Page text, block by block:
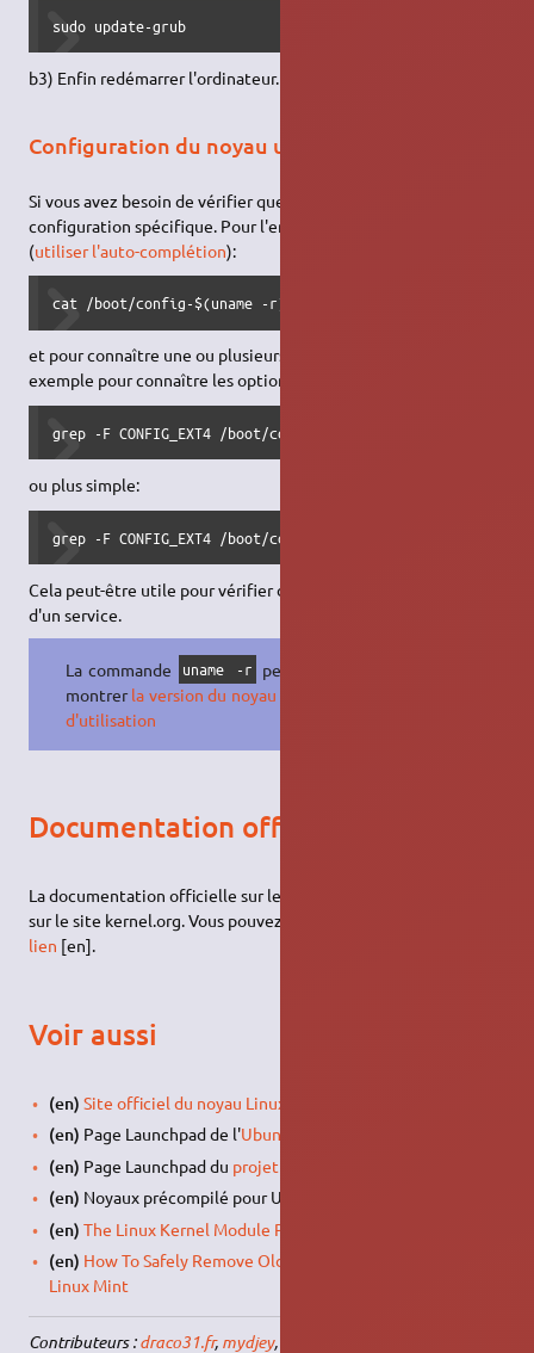
sudo update-grub
b3) Enfin redémarrer l'ordinateur.
Configuration du noyau utilisé
Si vous avez besoin de vérifier que votre noyau a bien une
configuration spécifique. Pour l'ensemble des options, tapez
(utiliser l'auto-complétion):
cat /boot/config-$(uname -r)
et pour connaître une ou plusieurs options en particulier: par
exemple pour connaître les options EXT4, tapez:
grep -F CONFIG_EXT4 /boot/config-$(uname -r)
ou plus simple:
grep -F CONFIG_EXT4 /boot/config-$(uname -r)
Cela peut-être utile pour vérifier des pré-requis à l'installation
d'un service.
La commande uname -r permet de
montrerla version du noyau en cours
d'utilisation
Documentation officielle
La documentation officielle sur le noyau Linux est maintenue
sur le site kernel.org. Vous pouvez la consulter en suivant
lien [en].
Voir aussi
(en) Site officiel du noyau Linux
(en) Page Launchpad de l'Ubuntu Kernel Team
(en) Page Launchpad du projet Linux pour Ubuntu
(en) Noyaux précompilé pour Ubuntu sur
(en) The Linux Kernel Module Programming Guide
(en) How To Safely Remove Old Linux Kernels In Ubuntu Or
Linux Mint
Contributeurs :draco31.fr, mydjey,